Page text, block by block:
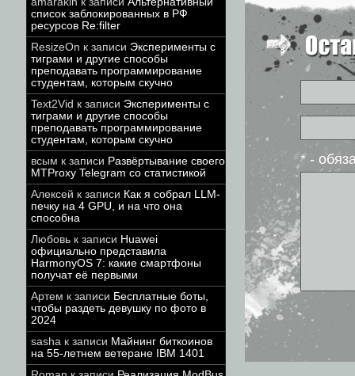
список заблокированных в РФ
ресурсов Re:filter
ResizeOn к записи Эксперименты с
тиграми и другие способы
преподавать программирование
студентам, которым скучно
Text2Vid к записи Эксперименты с
тиграми и другие способы
преподавать программирование
студентам, которым скучно
всым к записи Развёртывание своего
MTProxy Telegram со статистикой
Алексей к записи Как я собрал LLM-
печку на 4 GPU, и на что она
способна
Любовь к записи Huawei
официально представила
HarmonyOS 7: какие смартфоны
получат её первыми
Артем к записи Бесплатные боты,
чтобы раздеть девушку по фото в
2024
sasha к записи Майнинг биткоинов
на 55-летнем ветеране IBM 1401
* -